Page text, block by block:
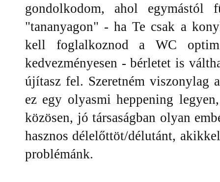
gondolkodom, ahol egymástól
"tananyagon" - ha Te csak a
kell foglalkoznod a WC
kedvezményesen - bérletet is
újítasz fel. Szeretném viszonylag
ez egy olyasmi heppening
közösen, jó társaságban olyan
hasznos délelőttöt/délutánt,
problémánk.